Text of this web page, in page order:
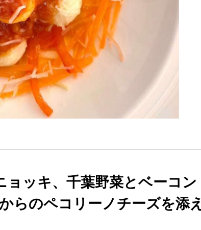
ョッキ、千葉野菜とベーコン
らのペコリーノチーズを添え
＼メーラ モッツァレラチー
ズ、ゴンゴンゾーラチーズ、
リンゴ、ハチミツ／